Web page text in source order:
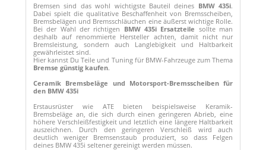
Bremsen sind das wohl wichtigste Bauteil deines BMW 435i.
Dabei spielt die qualitative Beschaffenheit von Bremsscheiben,
Bremsbelägen und Bremsschläuchen eine äußerst wichtige Rolle.
Bei der Wahl der richtigen BMW 435i Ersatzteile sollte man
deshalb auf renommierte Hersteller achten, damit nicht nur
Bremsleistung, sondern auch Langlebigkeit und Haltbarkeit
gewährleistet sind.
Hier kannst Du Teile und Tuning für BMW-Fahrzeuge zum Thema
Bremse günstig kaufen.
Ceramik Bremsbeläge und Motorsport-Bremsscheiben für
den BMW 435i
Erstausrüster wie ATE bieten beispielsweise Keramik-
Bremsbeläge an, die sich durch einen geringeren Abrieb, eine
höhere Verschleißfestigkeit und letztlich eine längere Haltbarkeit
auszeichnen. Durch den geringeren Verschleiß wird auch
deutlich weniger Bremsenstaub produziert, so dass Felgen
deines BMW 435i seltener gereinigt werden müssen.